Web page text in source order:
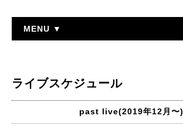
MENU ▼
ライブスケジュール
past live(2019年12月〜)